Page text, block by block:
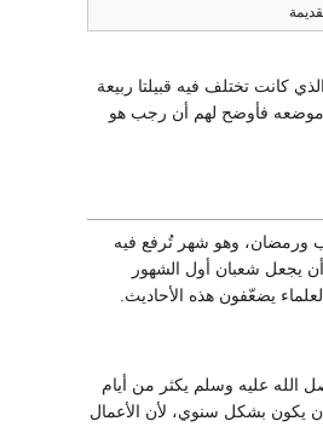
³ مكانه من التقويم عند تحديده رجب الذي كانت تختلف فيه قبيلتا ربيعة
موضعه فأوضح لهم أن رجب هو
³: (ذاك شهر يغفل الناس عنه بين رجب ورمضان، وهو شهر تُرفع فيه
بن الخطاب رضي الله عنه أن يجعل شعبان أول الشهور
يضعّفون هذه الأحاديث.
الله عليه وسلم يكثر من أيام
يكون بشكل سنوي، لأن الأعمال